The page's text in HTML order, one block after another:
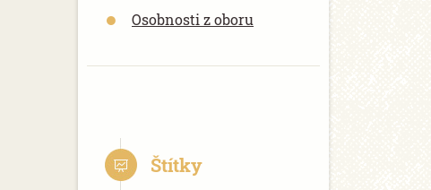
Osobnosti z oboru
Štítky